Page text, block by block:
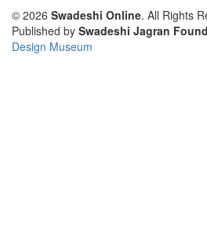
© 2026 Swadeshi Online. All Rights
Published by Swadeshi Jagran
Design Museum